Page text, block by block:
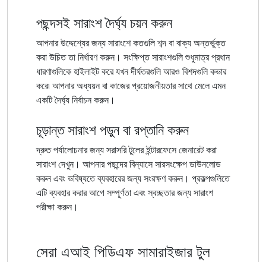
পছন্দসই সারাংশ দৈর্ঘ্য চয়ন করুন
আপনার উদ্দেশ্যের জন্য সারাংশে কতগুলি শব্দ বা বাক্য অন্তর্ভুক্ত
করা উচিত তা নির্ধারণ করুন। সংক্ষিপ্ত সারাংশগুলি শুধুমাত্র প্রধান
ধারণাগুলিকে হাইলাইট করে যখন দীর্ঘতরগুলি আরও বিশদগুলি কভার
করে৷ আপনার অধ্যয়ন বা কাজের প্রয়োজনীয়তার সাথে মেলে এমন
একটি দৈর্ঘ্য নির্বাচন করুন।
চূড়ান্ত সারাংশ পড়ুন বা রপ্তানি করুন
দ্রুত পর্যালোচনার জন্য সরাসরি টুলের ইন্টারফেসে জেনারেট করা
সারাংশ দেখুন। আপনার পছন্দের বিন্যাসে সারসংক্ষেপ ডাউনলোড
করুন এবং ভবিষ্যতে ব্যবহারের জন্য সংরক্ষণ করুন। প্রকল্পগুলিতে
এটি ব্যবহার করার আগে সম্পূর্ণতা এবং স্বচ্ছতার জন্য সারাংশ
পরীক্ষা করুন।
সেরা এআই পিডিএফ সামারাইজার টুল